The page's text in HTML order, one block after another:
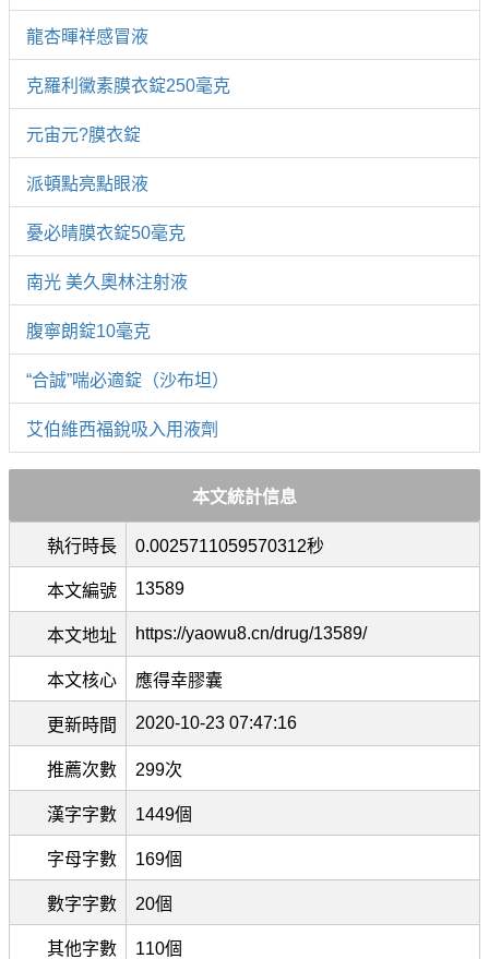
龍杏暉祥感冒液
克羅利黴素膜衣錠250毫克
元宙元?膜衣錠
派頓點亮點眼液
憂必晴膜衣錠50毫克
南光 美久奧林注射液
腹寧朗錠10毫克
“合誠”喘必適錠（沙布坦）
艾伯維西福銳吸入用液劑
本文統計信息
執行時長 0.0025711059570312秒
本文編號 13589
本文地址 https://yaowu8.cn/drug/13589/
本文核心 應得幸膠囊
更新時間 2020-10-23 07:47:16
推薦次數 299次
漢字字數 1449個
字母字數 169個
數字字數 20個
其他字數 110個